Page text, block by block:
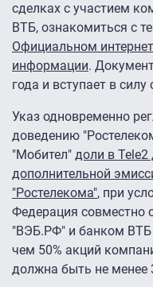
сделках с участием
ВТБ, ознакомиться с
Официальном
информации.
года и вступает в
Указ одновременно
доведению
"Мобител" доли в Tele2
дополнительной
"Ростелекома", при
Федерация совместно
"ВЭБ.РФ" и банком ВТБ
чем 50% акций
должна быть не менее